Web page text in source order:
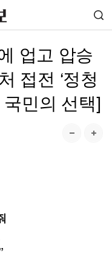
업고 압승
접전 ‘정청
국민의 선택]